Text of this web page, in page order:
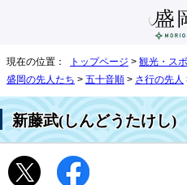
現在の位置： トップページ > 観光・ス
盛岡の先人たち > 五十音順 > さ行の先人
新藤武(しんどうたけし)